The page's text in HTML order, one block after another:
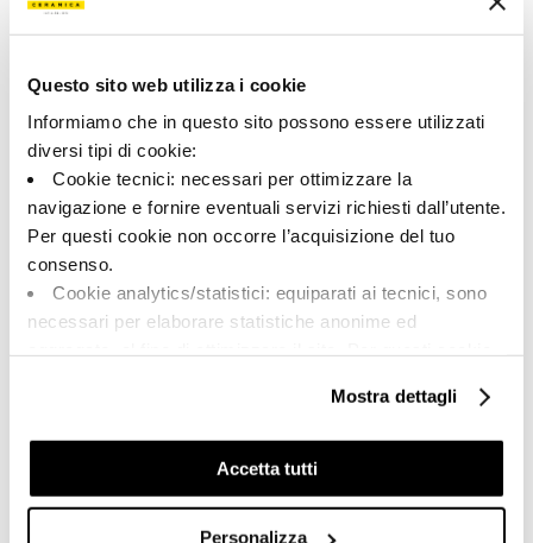
Questo sito web utilizza i cookie
Informiamo che in questo sito possono essere utilizzati
diversi tipi di cookie:
Cookie tecnici: necessari per ottimizzare la
navigazione e fornire eventuali servizi richiesti dall’utente.
Per questi cookie non occorre l’acquisizione del tuo
consenso.
Cookie analytics/statistici: equiparati ai tecnici, sono
necessari per elaborare statistiche anonime ed
Cookie di profilazione/marketing: sono utilizzati, solo
previo tuo consenso, per esaminare le tue abitudini di
navigazione e mostrarti quindi avvisi pubblicitari mirati, in
linea con le tue preferenze.
Mostra dettagli
Accetta tutti
Personalizza
A brand of Cooperativa Ceramica d’Imola
Tel: +39 0542 601601
СЕРТИФИКАЦИЯ
КОЛЛЕКЦИИ